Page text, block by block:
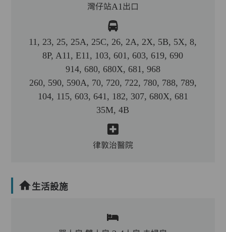
灣仔站A1出口
11, 23, 25, 25A, 25C, 26, 2A, 2X, 5B, 5X, 8,
8P, A11, E11, 103, 601, 603, 619, 690
914, 680, 680X, 681, 968
260, 590, 590A, 70, 720, 722, 780, 788, 789,
104, 115, 603, 641, 182, 307, 680X, 681
35M, 4B
律敦治醫院
生活設施